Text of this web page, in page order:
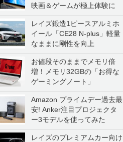
映画＆ゲームが極上体験に
レイズ鍛造1ピースアルミホ
イール「CE28 N-plus」軽量
なままに剛性を向上
お値段そのままでメモリ倍
増！メモリ32GBの「お得な
ゲーミングノート」
Amazon プライムデー過去最
安! Anker注目プロジェクタ
ー3モデルを使ってみた
レイズのプレミアムカー向け